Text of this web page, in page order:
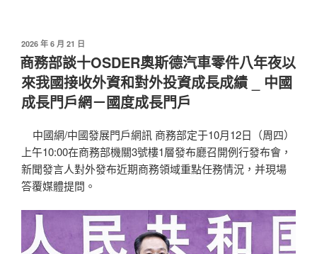
發
佈
於
2026 年 6 月 21 日
商務部談十OSDER奧斯德汽車零件八年夜以
來我國接收外資和對外投資成長成績 _ 中國
成長門戶網－國度成長門戶
中國網/中國發展門戶網訊 商務部定于10月12日（周四）
上午10:00在商務部機關3號樓1層發布廳召開例行發布會，
新聞發言人對外發布近期商務領域重點任務情況，并現場
答覆媒體提問。